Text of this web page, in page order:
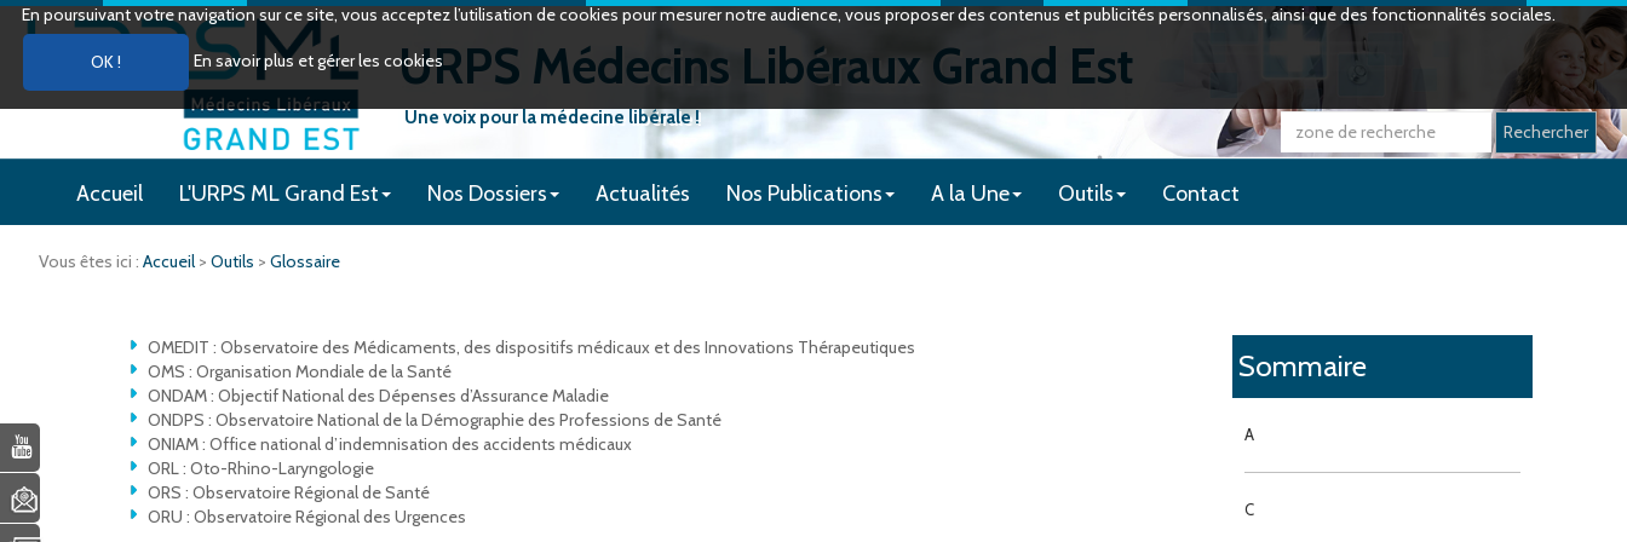
En poursuivant votre navigation sur ce site, vous acceptez l’utilisation de cookies pour mesurer notre audience, vous proposer des contenus et publicités personnalisés, ainsi que des fonctionnalités sociales.
En savoir plus et gérer les cookiesURPS Médecins Libéraux Grand Est
Une voix pour la médecine libérale !
Accueil L'URPS ML Grand Est Nos Dossiers Actualités Nos Publications A la Une Outils Contact
Rechercher
Vous êtes ici : Accueil > Outils > Glossaire
OMEDIT : Observatoire des Médicaments, des dispositifs médicaux et des Innovations Thérapeutiques
OMS : Organisation Mondiale de la Santé
ONDAM : Objectif National des Dépenses d’Assurance Maladie
ONDPS : Observatoire National de la Démographie des Professions de Santé
ONIAM : Office national d’indemnisation des accidents médicaux
ORL : Oto-Rhino-Laryngologie
ORS : Observatoire Régional de Santé
ORU : Observatoire Régional des Urgences
Sommaire
A
C